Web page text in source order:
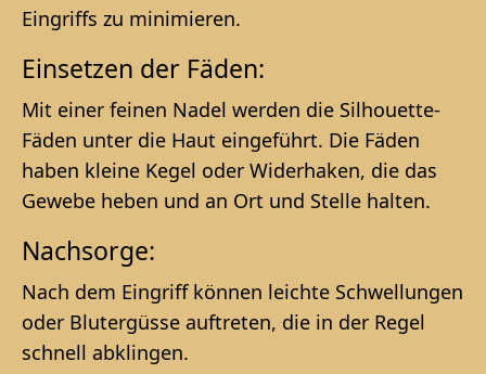
Eingriffs zu minimieren.
Einsetzen der Fäden:
Mit einer feinen Nadel werden die Silhouette-
Fäden unter die Haut eingeführt. Die Fäden
haben kleine Kegel oder Widerhaken, die das
Gewebe heben und an Ort und Stelle halten.
Nachsorge:
Nach dem Eingriff können leichte Schwellungen
oder Blutergüsse auftreten, die in der Regel
schnell abklingen.